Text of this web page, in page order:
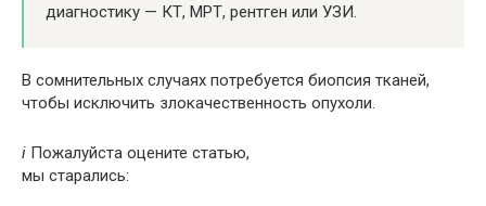
диагностику — КТ, МРТ, рентген или УЗИ.
В сомнительных случаях потребуется биопсия тканей,
чтобы исключить злокачественность опухоли.
i Пожалуйста оцените статью,
мы старались: